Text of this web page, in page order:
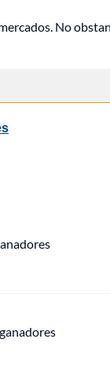
No